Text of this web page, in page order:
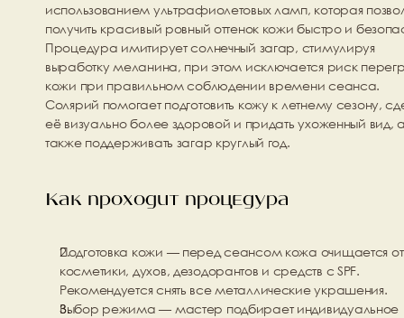
использованием ультрафиолетовых ламп, которая
получить красивый ровный оттенок кожи быстро и
Процедура имитирует солнечный загар, стимулируя
выработку меланина, при этом исключается риск
кожи при правильном соблюдении времени сеанса.
Солярий помогает подготовить кожу к летнему сезону,
её визуально более здоровой и придать ухоженный вид, а
также поддерживать загар круглый год.
Как проходит процедура
Подготовка кожи — перед сеансом кожа очищается от
косметики, духов, дезодорантов и средств с SPF.
Рекомендуется снять все металлические украшения.
Выбор режима — мастер подбирает индивидуальное